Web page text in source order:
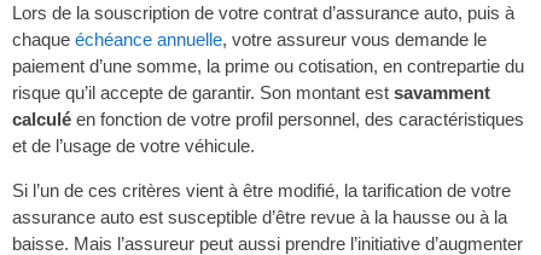
Lors de la souscription de votre contrat d’assurance auto, puis à
chaque échéance annuelle, votre assureur vous demande le
paiement d’une somme, la prime ou cotisation, en contrepartie du
risque qu’il accepte de garantir. Son montant est savamment
calculé en fonction de votre profil personnel, des caractéristiques
et de l’usage de votre véhicule.
Si l’un de ces critères vient à être modifié, la tarification de votre
assurance auto est susceptible d’être revue à la hausse ou à la
baisse. Mais l’assureur peut aussi prendre l’initiative d’augmenter